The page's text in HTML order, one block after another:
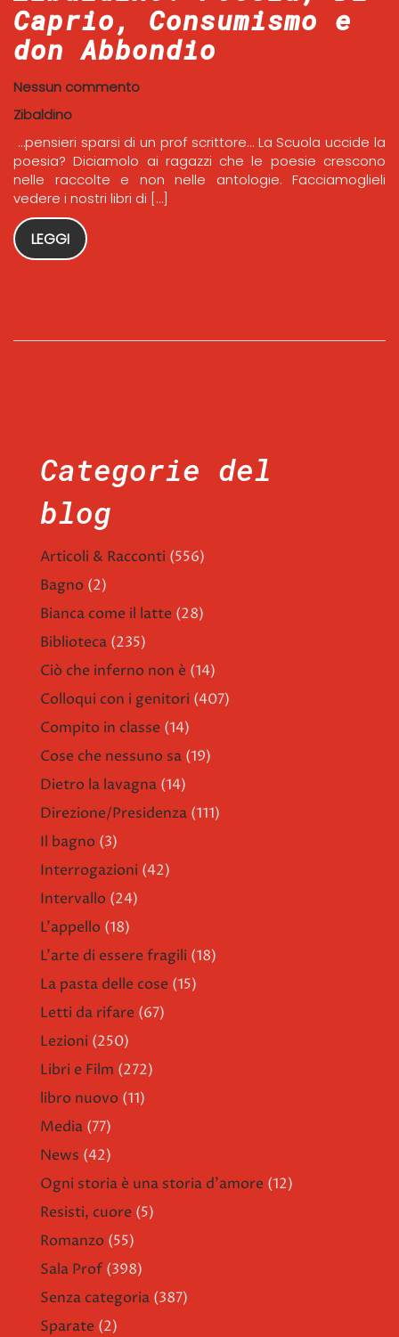
Caprio, Consumismo e
don Abbondio
Nessun commento
Zibaldino
…pensieri sparsi di un prof scrittore… La Scuola uccide la
poesia? Diciamolo ai ragazzi che le poesie crescono
nelle raccolte e non nelle antologie. Facciamoglieli
vedere i nostri libri di […]
LEGGI
Categorie del
blog
Articoli & Racconti (556)
Bagno (2)
Bianca come il latte (28)
Biblioteca (235)
Ciò che inferno non è (14)
Colloqui con i genitori (407)
Compito in classe (14)
Cose che nessuno sa (19)
Dietro la lavagna (14)
Direzione/Presidenza (111)
Il bagno (3)
Interrogazioni (42)
Intervallo (24)
L'appello (18)
L'arte di essere fragili (18)
La pasta delle cose (15)
Letti da rifare (67)
Lezioni (250)
Libri e Film (272)
libro nuovo (11)
Media (77)
News (42)
Ogni storia è una storia d'amore (12)
Resisti, cuore (5)
Romanzo (55)
Sala Prof (398)
Senza categoria (387)
Sparate (2)